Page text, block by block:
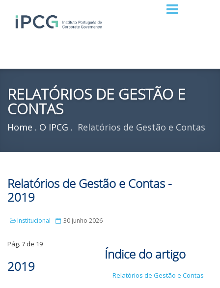
RELATÓRIOS DE GESTÃO E
CONTAS
Home O IPCG Relatórios de Gestão e Contas
Relatórios de Gestão e Contas -
2019
Institucional 30 junho 2026
Índice do artigo
Relatórios de Gestão e Contas
Pág. 7 de 19
2019